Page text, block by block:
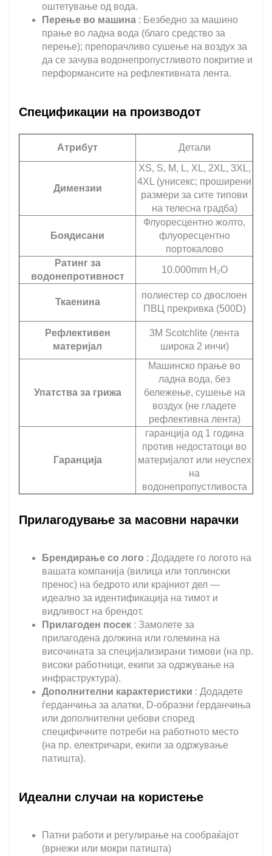
оштетување од вода.
Перење во машина : Безбедно за машино
прање во ладна вода (благо средство за
перење); препорачливо сушење на воздух за
да се зачува водонепропустливото покритие и
перформансите на рефлективната лента.
Спецификации на производот
Атрибут Детали
Димензии
XS, S, M, L, XL, 2XL, 3XL,
4XL (унисекс; проширени
размери за сите типови
на телесна градба)
Боядисани
Флуоресцентно жолто,
флуоресцентно
портокалово
Ратинг за
водонепротивност
10.000mm H₂O
Ткаенина
полиестер со двослоен
ПВЦ прекривка (500D)
Рефлективен
материјал
3M Scotchlite (лента
широка 2 инчи)
Упатства за грижа
Машинско прање во
ладна вода, без
бележење, сушење на
воздух (не гладете
рефлективна лента)
Гаранција
гаранција од 1 година
против недостатоци во
материјалот или неуспех
на
водонепропустливоста
Прилагодување за масовни нарачки
Брендирање со лого : Додадете го логото на
вашата компанија (вилица или топлински
пренос) на бедрото или крајниот дел —
идеално за идентификација на тимот и
видливост на брендот.
Прилагоден посек : Замолете за
прилагодена должина или големина на
височината за специјализирани тимови (на пр.
високи работници, екипи за одржување на
инфраструктура).
Дополнителни карактеристики : Додадете
ѓерданчиња за алатки, D-образни ѓерданчиња
или дополнителни џебови според
специфичните потреби на работното место
(на пр. електричари, екипи за одржување
патишта).
Идеални случаи на користење
Патни работи и регулирање на сообраќајот
(врнежи или мокри патишта)